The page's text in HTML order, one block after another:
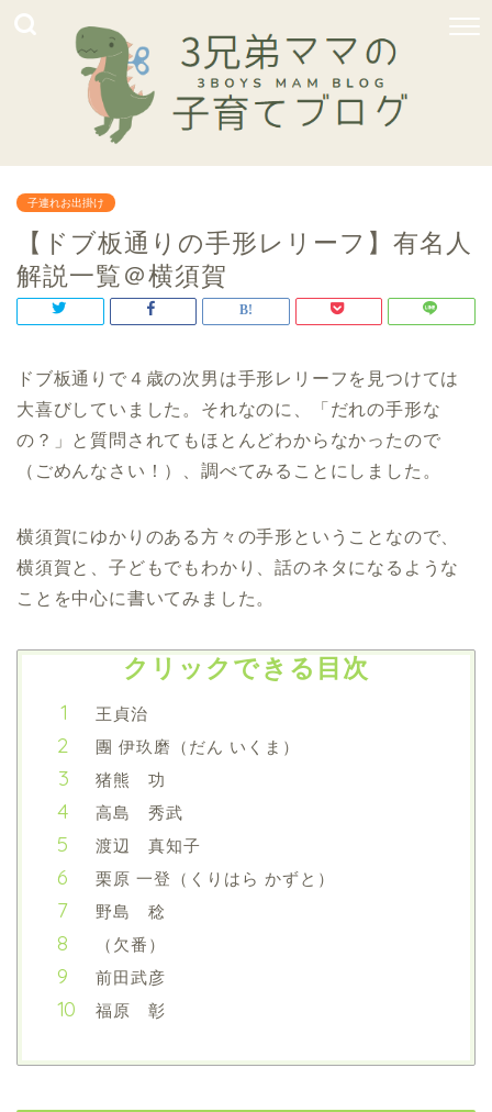
子連れお出掛け
【ドブ板通りの手形レリーフ】有名人
解説一覧＠横須賀
ドブ板通りで４歳の次男は手形レリーフを見つけては
大喜びしていました。それなのに、「だれの手形な
の？」と質問されてもほとんどわからなかったので
（ごめんなさい！）、調べてみることにしました。
横須賀にゆかりのある方々の手形ということなので、
横須賀と、子どもでもわかり、話のネタになるような
ことを中心に書いてみました。
クリックできる目次
王貞治
團 伊玖磨（だん いくま）
猪熊 功
高島 秀武
渡辺 真知子
栗原 一登（くりはら かずと）
野島 稔
（欠番）
前田武彦
福原 彰